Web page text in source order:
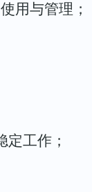
用与管理；
工作；